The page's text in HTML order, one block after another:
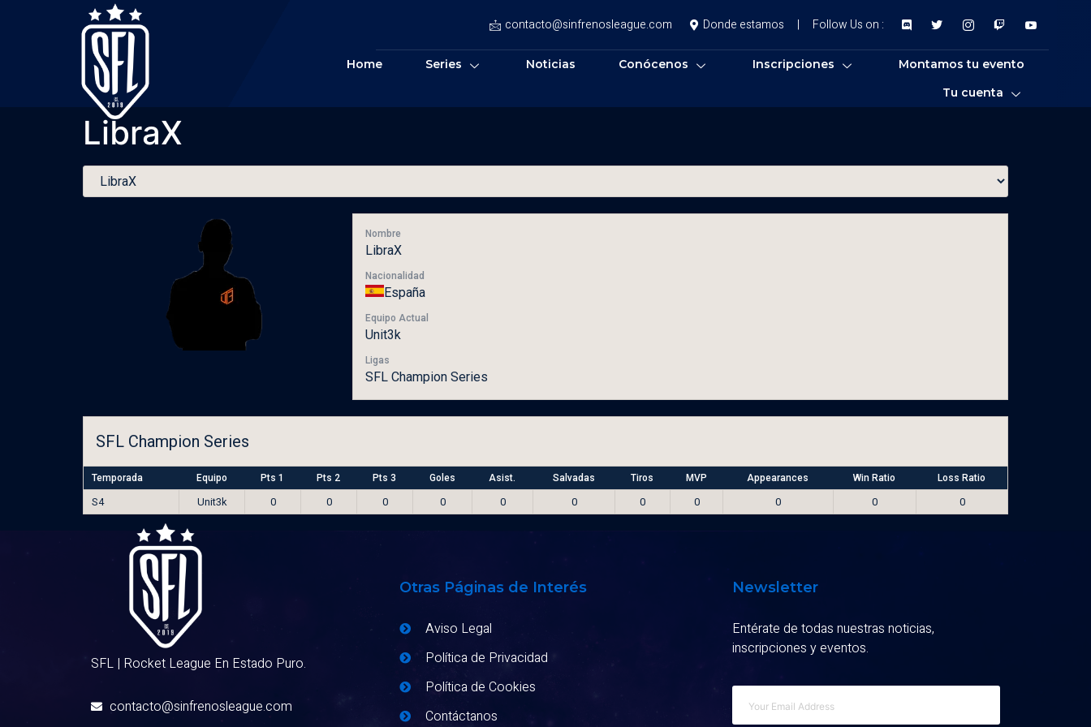
contacto@sinfrenosleague.com Donde estamos | Follow Us on :
Home Series Noticias Conócenos Inscripciones
Montamos tu evento
Tu cuenta
LibraX
Nombre
LibraX
Nacionalidad
España
Equipo Actual
Unit3k
Ligas
SFL Champion Series
SFL Champion Series
Temporada Equipo Pts 1 Pts 2 Pts 3 Goles Asist. Salvadas Tiros MVP Appearances Win Ratio Loss Ratio
S4 Unit3k 0 0 0 0 0 0 0 0 0 0 0
SFL | Rocket League En Estado Puro.
contacto@sinfrenosleague.com
Otras Páginas de Interés
Aviso Legal
Política de Privacidad
Política de Cookies
Contáctanos
Newsletter
Entérate de todas nuestras noticias,
inscripciones y eventos.